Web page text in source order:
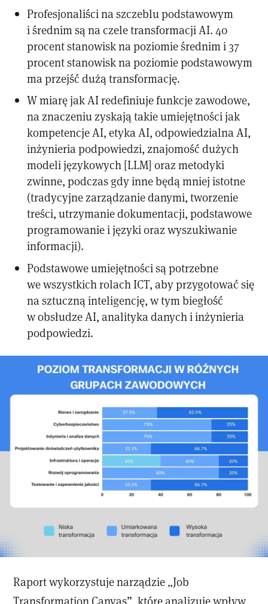
Profesjonaliści na szczeblu podstawowym
i średnim są na czele transformacji AI. 40
procent stanowisk na poziomie średnim i 37
procent stanowisk na poziomie podstawowym
ma przejść dużą transformację.
W miarę jak AI redefiniuje funkcje zawodowe,
na znaczeniu zyskają takie umiejętności jak
kompetencje AI, etyka AI, odpowiedzialna AI,
inżynieria podpowiedzi, znajomość dużych
modeli językowych [LLM] oraz metodyki
zwinne, podczas gdy inne będą mniej istotne
(tradycyjne zarządzanie danymi, tworzenie
treści, utrzymanie dokumentacji, podstawowe
programowanie i języki oraz wyszukiwanie
informacji).
Podstawowe umiejętności są potrzebne
we wszystkich rolach ICT, aby przygotować się
na sztuczną inteligencję, w tym biegłość
w obsłudze AI, analityka danych i inżynieria
podpowiedzi.
Raport wykorzystuje narządzie „Job
Transformation Canvas”, które analizuje wpływ